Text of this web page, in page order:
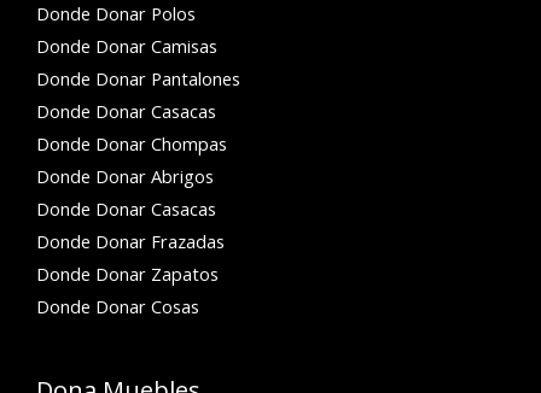
Donde Donar Polos
Donde Donar Camisas
Donde Donar Pantalones
Donde Donar Casacas
Donde Donar Chompas
Donde Donar Abrigos
Donde Donar Casacas
Donde Donar Frazadas
Donde Donar Zapatos
Donde Donar Cosas